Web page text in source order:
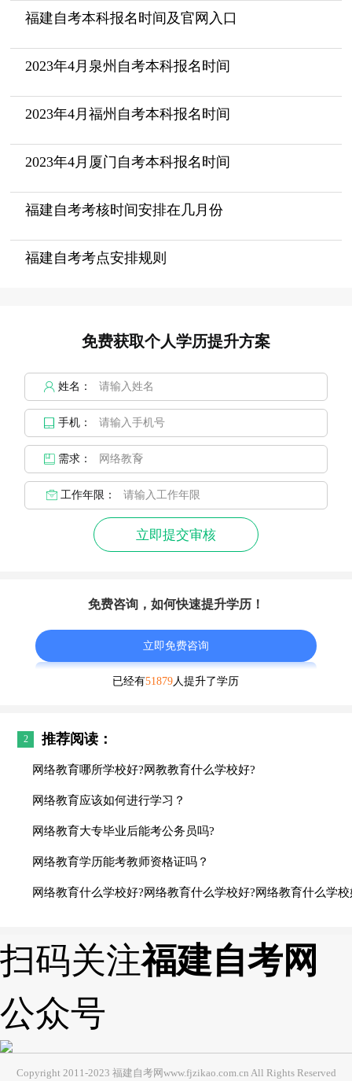
福建自考本科报名时间及官网入口
2023年4月泉州自考本科报名时间
2023年4月福州自考本科报名时间
2023年4月厦门自考本科报名时间
福建自考考核时间安排在几月份
福建自考考点安排规则
免费获取个人学历提升方案
姓名：
手机：
需求：
工作年限：
立即提交审核
免费咨询，如何快速提升学历！
立即免费咨询
已经有51879 人提升了学历
2 推荐阅读：
网络教育哪所学校好?网教教育什么学校好?
网络教育应该如何进行学习？
网络教育大专毕业后能考公务员吗?
网络教育学历能考教师资格证吗？
网络教育什么学校好?网络教育什么学校好?网络教育什么学
扫码关注福建自考网
公众号
Copyright 2011-2023 福建自考网www.fjzikao.com.cn All Rights Reserved